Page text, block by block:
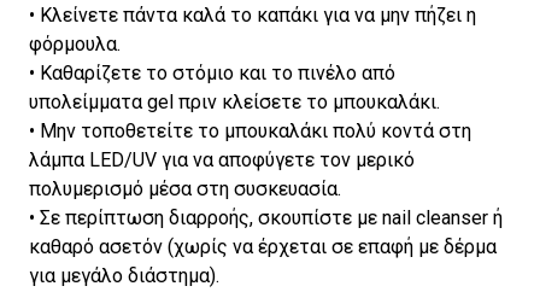
• Κλείνετε πάντα καλά το καπάκι για να μην πήζει η
φόρμουλα.
• Καθαρίζετε το στόμιο και το πινέλο από
υπολείμματα gel πριν κλείσετε το μπουκαλάκι.
• Μην τοποθετείτε το μπουκαλάκι πολύ κοντά στη
λάμπα LED/UV για να αποφύγετε τον μερικό
πολυμερισμό μέσα στη συσκευασία.
• Σε περίπτωση διαρροής, σκουπίστε με nail cleanser ή
καθαρό ασετόν (χωρίς να έρχεται σε επαφή με δέρμα
για μεγάλο διάστημα).